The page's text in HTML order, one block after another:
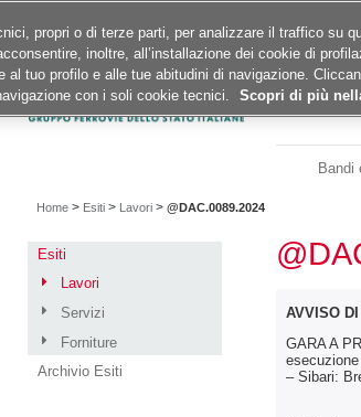
AA A
Bandi
Home > Esiti > Lavori > @DAC.0089.2024
Esiti
Lavori
Servizi
Forniture
Archivio Esiti
AVVISO
GARA A
– Sibari:
propri o di terze parti, per analizzare il traffico su
inoltre, all’installazione dei cookie di
al tuo profilo e alle tue abitudini di navigazione.
con i soli cookie tecnici.
Scopri di più